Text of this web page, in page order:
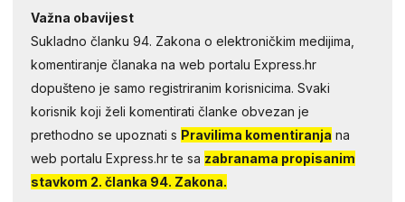
Važna obavijest
Sukladno članku 94. Zakona o elektroničkim medijima,
komentiranje članaka na web portalu Express.hr
dopušteno je samo registriranim korisnicima. Svaki
korisnik koji želi komentirati članke obvezan je
prethodno se upoznati s Pravilima komentiranja na
web portalu Express.hr te sa zabranama propisanim
stavkom 2. članka 94. Zakona.